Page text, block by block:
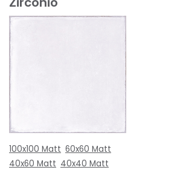
100x100 Matt 60x60 Matt
40x60 Matt 40x40 Matt